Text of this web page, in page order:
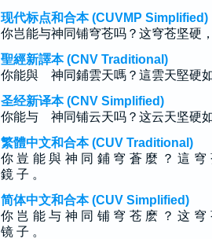
现代标点和合本 (CUVMP Simplified)
你岂能与神同铺穹苍吗？这穹苍坚硬
聖經新譯本 (CNV Traditional)
你能與 神同鋪雲天嗎？這雲天堅硬如
圣经新译本 (CNV Simplified)
你能与 神同铺云天吗？这云天坚硬如
繁體中文和合本 (CUV Traditional)
你 豈 能 與 神 同 鋪 穹 蒼 麼 ？ 這 穹
鏡 子 。
简体中文和合本 (CUV Simplified)
你 岂 能 与 神 同 铺 穹 苍 麽 ？ 这 穹
镜 子 。